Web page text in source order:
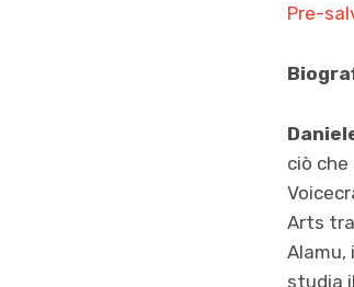
Pre-
ciò
Arts tra
Alamu,
studia